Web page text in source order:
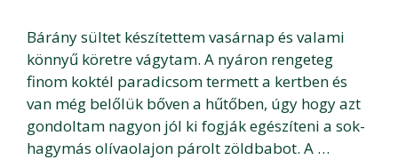
Bárány sültet készítettem vasárnap és valami
könnyű köretre vágytam. A nyáron rengeteg
finom koktél paradicsom termett a kertben és
van még belőlük bőven a hűtőben, úgy hogy azt
gondoltam nagyon jól ki fogják egészíteni a sok-
hagymás olívaolajon párolt zöldbabot. A …